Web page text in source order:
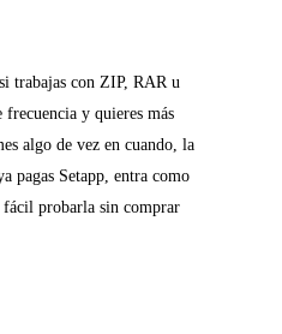
trabajas con ZIP, RAR u
frecuencia y quieres más
algo de vez en cuando, la
pagas Setapp, entra como
fácil probarla sin comprar